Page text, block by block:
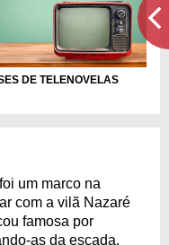
DE TELENOVELAS
um marco na
com a vilã Nazaré
famosa por
as da escada.